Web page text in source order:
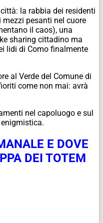
la rabbia dei residenti
pesanti nel cuore
il caos), una
sharing cittadino ma
lidi di Como finalmente
al Verde del Comune di
come non mai: avrà
nel capoluogo e sul
E DOVE
DEI TOTEM